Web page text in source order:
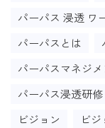
パーパス 浸透 ワ
パーパスとは
パーパスマネジメ
パーパス浸透研修
ビジョン
ビ